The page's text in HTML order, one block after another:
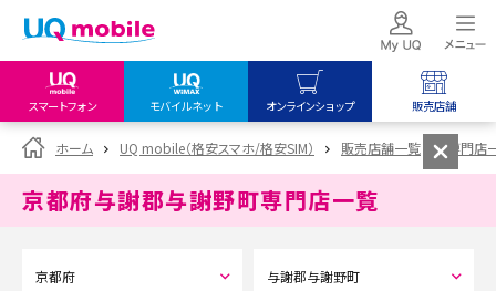
スマートフォン モバイルネット オンラインショップ 販売店舗
my UQ WiMAX
UQ WiMAX ご契約の方
My UQ mobile
UQ mobile
オンラインショップ
UQ WiMAX
UQ mobile
販売店舗
UQ WiMAX
ホーム UQ mobile（格安スマホ/格安SIM） 販売店舗一覧 専門店
京都府与謝郡与謝野町専門店一覧